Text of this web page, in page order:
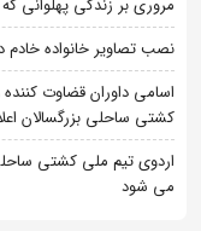
مروری بر زندگی پهلوانی
نصب تصاویر خانواده
اسامی داوران قضاوت
کشتی ساحلی بزرگسالان
می شود